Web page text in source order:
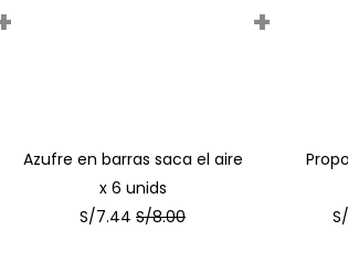
Azufre en barras saca el aire
x 6 unids
S/7.44 S/8.00
+
S/